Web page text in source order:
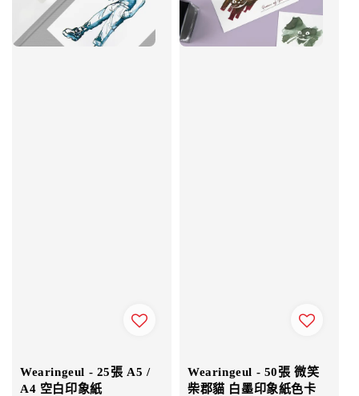
Wearingeul - 25張 A5 /
A4 空白印象紙
Wearingeul - 50張 微笑
柴郡貓 白墨印象紙色卡